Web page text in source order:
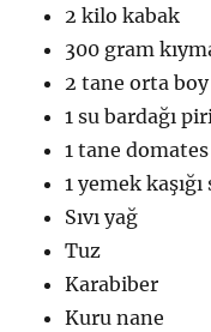
2 kilo kabak
300 gram
2 tane orta
1 su bardağı
1 tane domates
1 yemek kaşığı
Sıvı yağ
Tuz
Karabiber
Kuru nane